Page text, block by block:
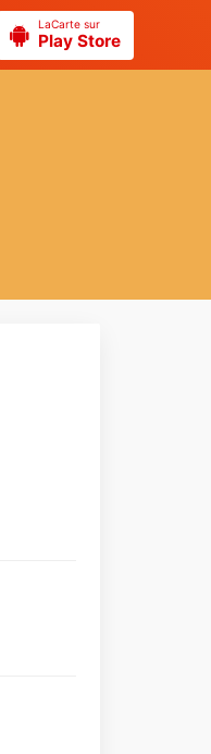
LaCarte sur
Play Store